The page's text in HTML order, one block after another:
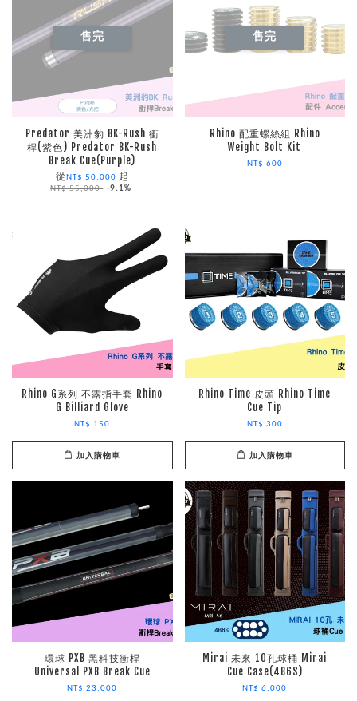
售完
Predator 美洲豹 BK-Rush 衝
桿(紫色) Predator BK-Rush
Break Cue(Purple)
從 NT$ 50,000 起
NT$ 55,000 -9.1%
售完
Rhino 配重螺絲組 Rhino
Weight Bolt Kit
NT$ 600
Rhino G系列 不露指手套 Rhino
G Billiard Glove
NT$ 150
加入購物車
Rhino Time 皮頭 Rhino Time
Cue Tip
NT$ 300
加入購物車
環球 PXB 黑科技衝桿
Universal PXB Break Cue
NT$ 23,000
Mirai 未來 10孔球桶 Mirai
Cue Case(4B6S)
NT$ 6,000